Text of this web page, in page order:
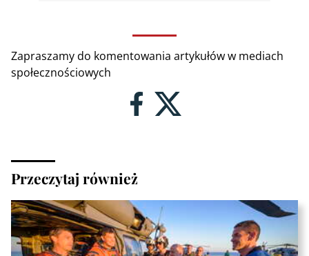
Zapraszamy do komentowania artykułów w mediach
społecznościowych
Przeczytaj również